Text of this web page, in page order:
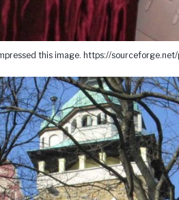
this image. https://